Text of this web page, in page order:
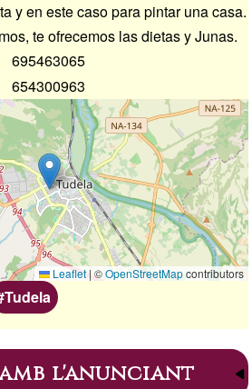
y en este caso para pintar una casa.
te ofrecemos las dietas y Junas.
695463065
654300963
Leaflet |©OpenStreetMapcontributors
Tudela
l'anunciant